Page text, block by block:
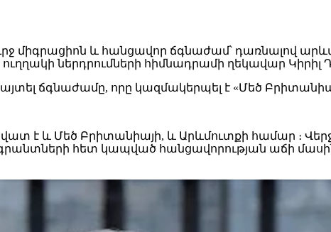
միգրացիոն և հանցավոր ճգնաժամ՝ դառնալով
ներդրումների հիմնադրամի ղեկավար Կիրիլ
ճգնաժամը, որը կազմակերպել է «Մեծ
է և Մեծ Բրիտանիայի, և Արևմուտքի համար ։
հետ կապված հանցավորության աճի